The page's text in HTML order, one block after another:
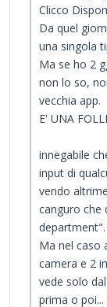
Clicco
Da quel
una singola
Ma se ho 2
non lo so,
vecchia app.
E' UNA
innegabile
input di
vendo
canguro che
department".
Ma nel caso
camera e 2
vede solo
prima o poi...